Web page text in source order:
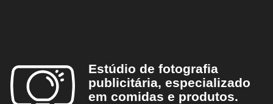
Estúdio de fotografia
publicitária, especializado
em comidas e produtos.